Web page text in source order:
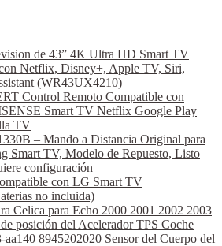
de 43” 4K Ultra HD Smart TV
Netflix, Disney+, Apple TV, Siri,
(WR43UX4210)
Control Remoto Compatible con
Smart TV Netflix Google Play
TV
– Mando a Distancia Original para
Smart TV, Modelo de Repuesto, Listo
configuración
con LG Smart TV
no incluida)
Celica para Echo 2000 2001 2002 2003
posición del Acelerador TPS Coche
8945202020 Sensor del Cuerpo del